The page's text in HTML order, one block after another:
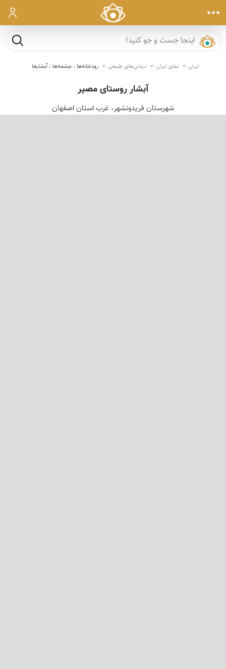
ورود
جست و
ایران نمای ایران دیدنی‌های طبیعی رودخانه‌ها ، چشمه‌ها ، آبشارها
آبشار روستای مصیر
شهرستان فریدونشهر، غرب استان اصفهان